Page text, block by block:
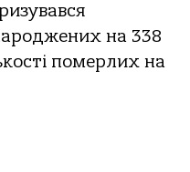
на 338
померлих на